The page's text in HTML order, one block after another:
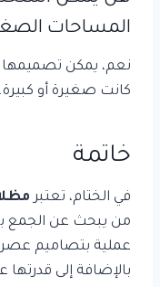
المساحات
نعم، يمكن
كانت صغيرة أو كبيرة.
خاتمة
في الختام، تعتبر
من يبحث عن الجمع
عملية بتصاميم
بالإضافة إلى